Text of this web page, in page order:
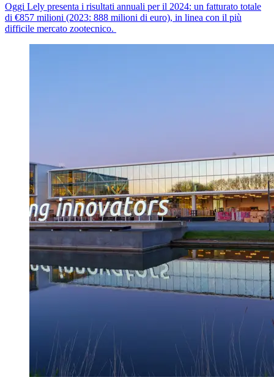
Oggi Lely presenta i risultati annuali per il 2024: un fatturato totale
di €857 milioni (2023: 888 milioni di euro), in linea con il più
difficile mercato zootecnico.